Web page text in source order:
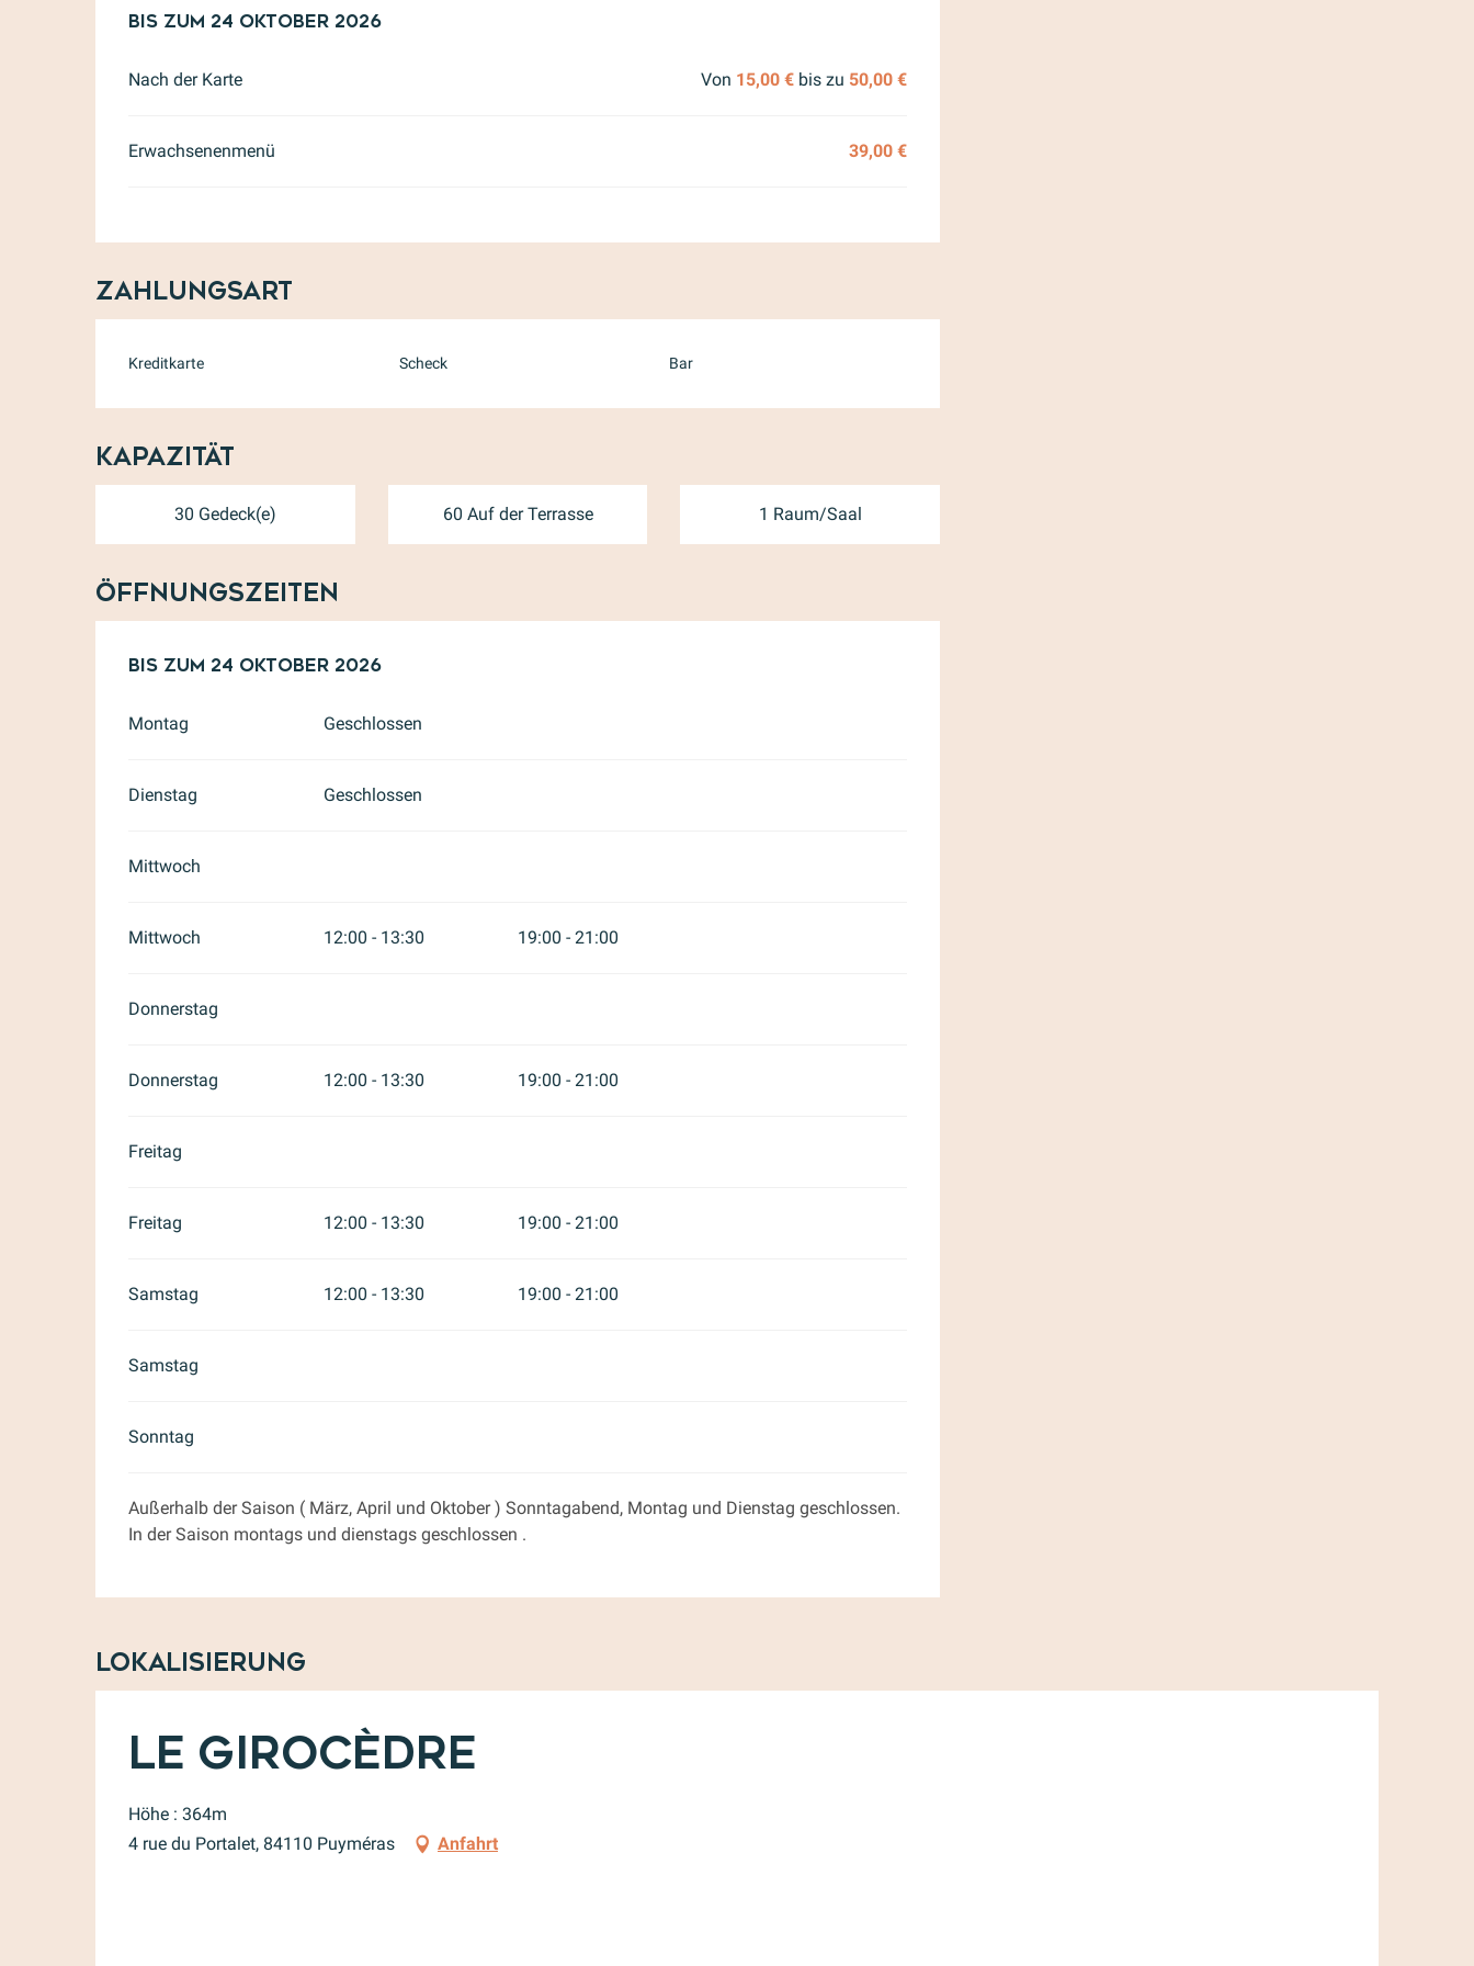
ab1 März 2026bis zum24 Oktober 2026
Bis zum 24 Oktober 2026
Nach der Karte Von 15,00 € bis zu 50,00 €
Erwachsenenmenü 39,00 €
Zahlungsart
Kreditkarte Scheck Bar
Kapazität
30 Gedeck(e) 60 Auf der Terrasse 1 Raum/Saal
Öffnungszeiten
vom1 März 2026bis zum24 Oktober 2026
Bis zum 24 Oktober 2026
Montag Geschlossen
Dienstag Geschlossen
Mittwoch
Mittwoch 12:00 - 13:30 19:00 - 21:00
Donnerstag
Donnerstag 12:00 - 13:30 19:00 - 21:00
Freitag
Freitag 12:00 - 13:30 19:00 - 21:00
Samstag 12:00 - 13:30 19:00 - 21:00
Samstag
Sonntag
Außerhalb der Saison ( März, April und Oktober ) Sonntagabend, Montag und Dienstag geschlossen.
In der Saison montags und dienstags geschlossen .
Lokalisierung
Le Girocèdre
Höhe : 364m
4 rue du Portalet, 84110 Puyméras
Anfahrt